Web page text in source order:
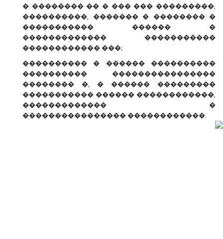
� �������� �� � ��� ��� ���������,
����������, ������� � �������� �
����������� ������ �
������������� �����������
������������ ���;
���������� � ������ ����������
���������� ����������������
�������� �, � ������ ���������
����������� ������ ������������,
������������� �
���������������� ������������.